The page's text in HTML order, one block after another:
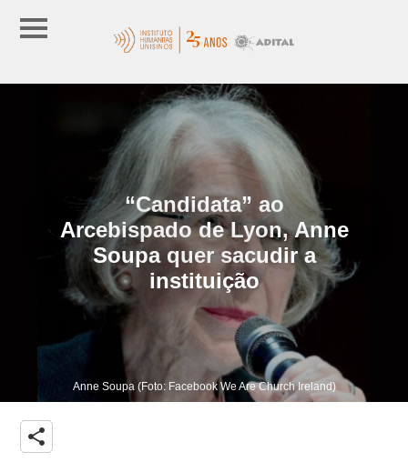
“Candidata” ao
Arcebispado de Lyon, Anne
Soupa quer sacudir a
instituição
Anne Soupa (Foto: Facebook We Are Church Ireland)
share